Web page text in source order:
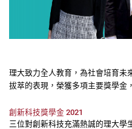
理大致力全人教育，為社會培育未
拔萃的表現，榮獲多項主要獎學金
創新科技獎學金 2021
三位對創新科技充滿熱誠的理大學